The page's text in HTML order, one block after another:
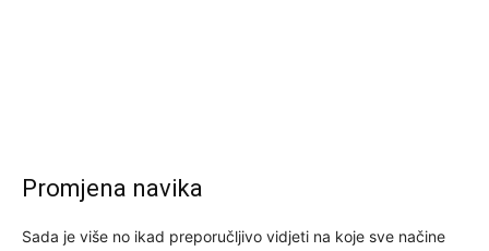
Promjena navika
Sada je više no ikad preporučljivo vidjeti na koje sve načine